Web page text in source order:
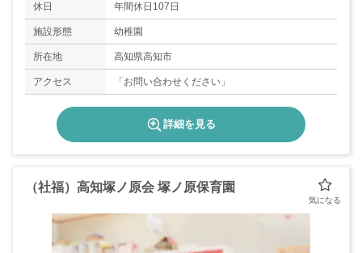
休日 年間休日107日
施設形態 幼稚園
所在地 高知県高知市
アクセス 「お問い合わせください」
詳細を見る
（社福）高知塚ノ原会 塚ノ原保育園